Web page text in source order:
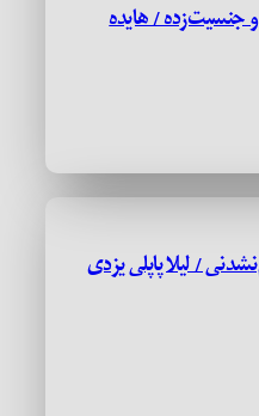
جنسیت‌زده / هایده
/ لیلا پاپلی یزدی